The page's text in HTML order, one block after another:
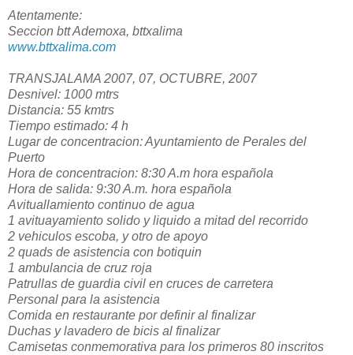
Atentamente:
Seccion btt Ademoxa, bttxalima
www.bttxalima.com
TRANSJALAMA 2007, 07, OCTUBRE, 2007
Desnivel: 1000 mtrs
Distancia: 55 kmtrs
Tiempo estimado: 4 h
Lugar de concentracion: Ayuntamiento de Perales del
Puerto
Hora de concentracion: 8:30 A.m hora española
Hora de salida: 9:30 A.m. hora española
Avituallamiento continuo de agua
1 avituayamiento solido y liquido a mitad del recorrido
2 vehiculos escoba, y otro de apoyo
2 quads de asistencia con botiquin
1 ambulancia de cruz roja
Patrullas de guardia civil en cruces de carretera
Personal para la asistencia
Comida en restaurante por definir al finalizar
Duchas y lavadero de bicis al finalizar
Camisetas conmemorativa para los primeros 80 inscritos